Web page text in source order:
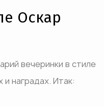
Оскар
вечеринки в стиле
наградах. Итак: